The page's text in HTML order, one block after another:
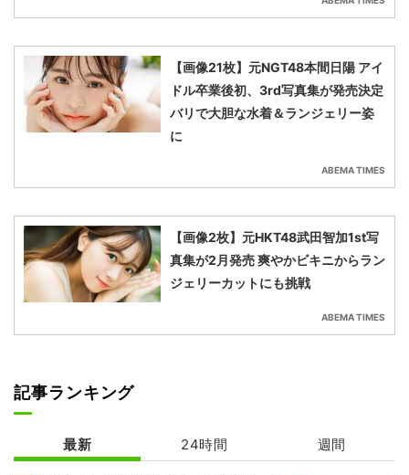
【画像21枚】元NGT48本間日陽 アイ
ドル卒業後初、3rd写真集が発売決定
バリで大胆な水着＆ランジェリー姿
に
ABEMA TIMES
【画像2枚】元HKT48武田智加1st写
真集が2月発売 爽やかビキニからラン
ジェリーカットにも挑戦
ABEMA TIMES
記事ランキング
最新 24時間 週間